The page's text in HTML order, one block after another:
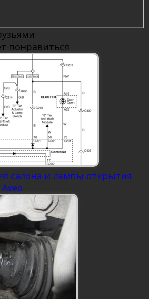
понравиться
салона и лампы открытия